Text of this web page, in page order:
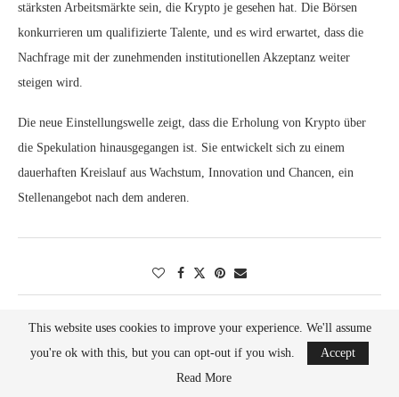
stärksten Arbeitsmärkte sein, die Krypto je gesehen hat. Die Börsen
konkurrieren um qualifizierte Talente, und es wird erwartet, dass die
Nachfrage mit der zunehmenden institutionellen Akzeptanz weiter
steigen wird.
Die neue Einstellungswelle zeigt, dass die Erholung von Krypto über
die Spekulation hinausgegangen ist. Sie entwickelt sich zu einem
dauerhaften Kreislauf aus Wachstum, Innovation und Chancen, ein
Stellenangebot nach dem anderen.
This website uses cookies to improve your experience. We'll assume
you're ok with this, but you can opt-out if you wish.
Accept
Read More